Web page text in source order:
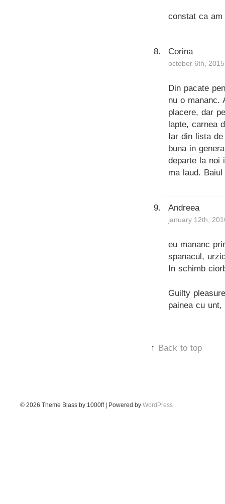
constat ca
Corina
october 6th,
Din pacate
nu o mananc.
placere, dar
lapte, carnea
Iar din lista
buna in
departe la noi
ma laud.
Andreea
january 12th,
eu mananc
spanacul,
In schimb
Guilty
painea cu
↑ Back to top
© 2026 Theme Blass by 1000ff | Powered by WordPress